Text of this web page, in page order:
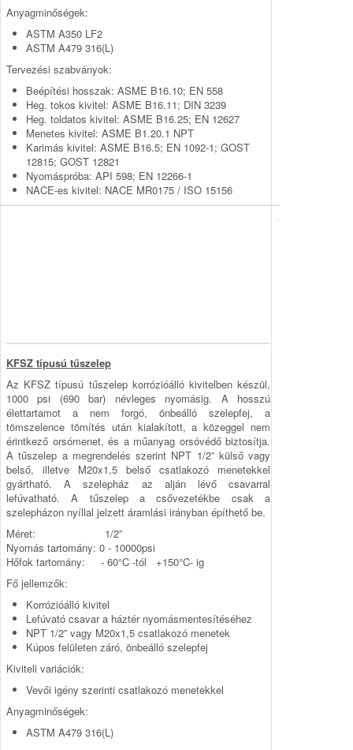
Anyagminőségek:
ASTM A350 LF2
ASTM A479 316(L)
Tervezési szabványok:
Beépítési hosszak: ASME B16.10; EN 558
Heg. tokos kivitel: ASME B16.11; DIN 3239
Heg. toldatos kivitel: ASME B16.25; EN 12627
Menetes kivitel: ASME B1.20.1 NPT
Karimás kivitel: ASME B16.5; EN 1092-1; GOST
12815; GOST 12821
Nyomáspróba: API 598; EN 12266-1
NACE-es kivitel: NACE MR0175 / ISO 15156
KFSZ típusú tűszelep
Az KFSZ típusú tűszelep korrózióálló kivitelben készül,
1000 psi (690 bar) névleges nyomásig. A hosszú
élettartamot a nem forgó, önbeálló szelepfej, a
tömszelence tömítés után kialakított, a közeggel nem
érintkező orsómenet, és a mű­anyag orsóvédő biztosítja.
A tűszelep a megrendelés szerint NPT 1/2” külső vagy
belső, illetve M20x1,5 belső csatlakozó menetekkel
gyártható. A szelepház az alján lévő csavarral
lefúvatható. A tűszelep a csővezetékbe csak a
szelepházon nyíllal jelzett áramlási irányban építhető be.
Méret: 1/2”
Nyomás tartomány: 0 - 10000psi
Hőfok tartomány: - 60°C -tól +150°C- ig
Fő jellemzők:
Korrózióálló kivitel
Lefúvató csavar a háztér nyomásmentesítéséhez
NPT 1/2” vagy M20x1,5 csatlakozó menetek
Kúpos felületen záró, önbeálló szelepfej
Kiviteli variációk:
Vevői igény szerinti csatlakozó menetekkel
Anyagminőségek:
ASTM A479 316(L)